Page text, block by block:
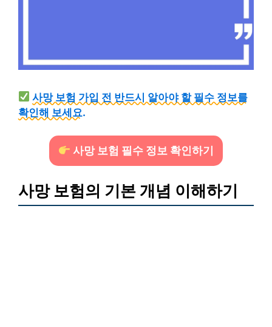
사망 보험 가입 전 반드시 알아야 할 필수 정보를
확인해 보세요.
사망 보험 필수 정보 확인하기
사망 보험의 기본 개념 이해하기